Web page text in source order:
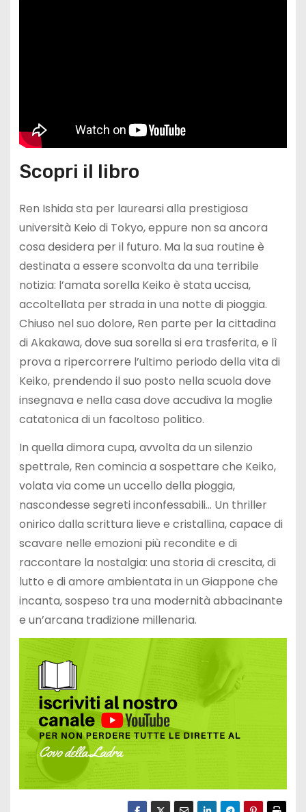
Scopri il libro
Ren Ishida sta per laurearsi alla prestigiosa
università Keio di Tokyo, eppure non sa ancora
cosa desidera per il futuro. Ma la sua routine è
destinata a essere sconvolta da una terribile
notizia: l’amata sorella Keiko è stata uccisa,
accoltellata per strada in una notte di pioggia.
Chiuso nel suo dolore, Ren parte per la cittadina
di Akakawa, dove sua sorella si era trasferita, e lì
prova a ripercorrere l’ultimo periodo della vita di
Keiko, prendendo il suo posto nella scuola dove
insegnava e nella casa dove accudiva la moglie
catatonica di un facoltoso politico.
In quella dimora cupa, avvolta da un silenzio
spettrale, Ren comincia a sospettare che Keiko,
volata via come un uccello della pioggia,
nascondesse segreti inconfessabili… Un thriller
onirico dalla scrittura lieve e cristallina, capace di
scavare nelle emozioni più recondite e di
raccontare la nostalgia: una storia di crescita, di
lutto e di amore ambientata in un Giappone che
incanta, sospeso tra una modernità abbacinante
e un’arcana tradizione millenaria.